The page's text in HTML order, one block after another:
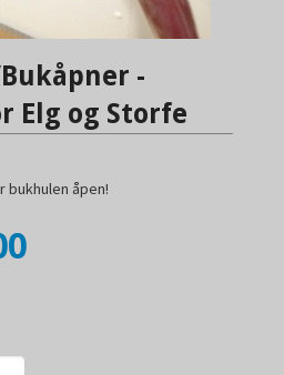
-
Elg og Storfe
bukhulen åpen!